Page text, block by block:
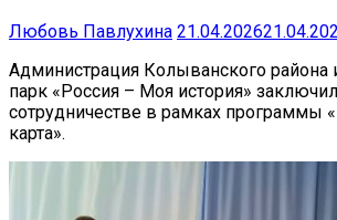
Любовь Павлухина 21.04.2026
Администрация Колыванского района
парк «Россия – Моя история»
сотрудничестве в рамках программы
карта».